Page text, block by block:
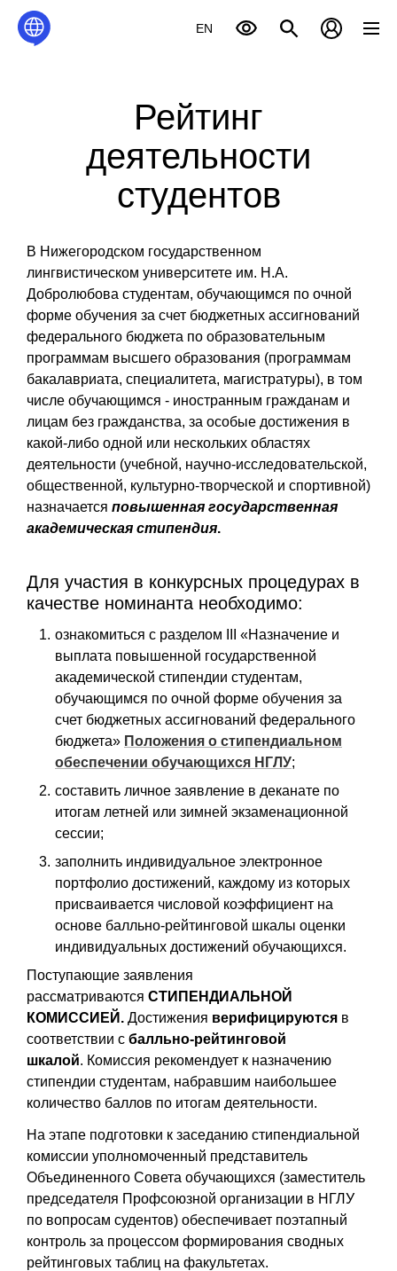
EN
Рейтинг
деятельности
студентов
В Нижегородском государственном
лингвистическом университете им. Н.А.
Добролюбова студентам, обучающимся по очной
форме обучения за счет бюджетных ассигнований
федерального бюджета по образовательным
программам высшего образования (программам
бакалавриата, специалитета, магистратуры), в том
числе обучающимся - иностранным гражданам и
лицам без гражданства, за особые достижения в
какой-либо одной или нескольких областях
деятельности (учебной, научно-исследовательской,
общественной, культурно-творческой и спортивной)
назначается повышенная государственная
академическая стипендия.
Для участия в конкурсных процедурах в
качестве номинанта необходимо:
ознакомиться с разделом III «Назначение и
выплата повышенной государственной
академической стипендии студентам,
обучающимся по очной форме обучения за
счет бюджетных ассигнований федерального
бюджета» Положения о стипендиальном
обеспечении обучающихся НГЛУ;
составить личное заявление в деканате по
итогам летней или зимней экзаменационной
сессии;
заполнить индивидуальное электронное
портфолио достижений, каждому из которых
присваивается числовой коэффициент на
основе балльно-рейтинговой шкалы оценки
индивидуальных достижений обучающихся.
Поступающие заявления
рассматриваются СТИПЕНДИАЛЬНОЙ
КОМИССИЕЙ. Достижения верифицируются в
соответствии с балльно-рейтинговой
шкалой. Комиссия рекомендует к назначению
стипендии студентам, набравшим наибольшее
количество баллов по итогам деятельности.
На этапе подготовки к заседанию стипендиальной
комиссии уполномоченный представитель
Объединенного Совета обучающихся (заместитель
председателя Профсоюзной организации в НГЛУ
по вопросам судентов) обеспечивает поэтапный
контроль за процессом формирования сводных
рейтинговых таблиц на факультетах.